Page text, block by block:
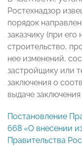
Ростехнадзор
порядок
заказчику (при
строительство,
нее изменений,
застройщику или
заключения о
выдаче
Постановление
668 «О внесении
Правительства